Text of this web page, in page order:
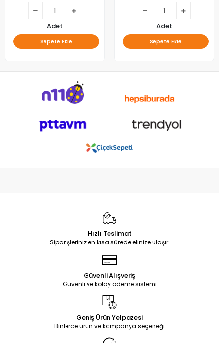
Adet
Sepete Ekle
Adet
Sepete Ekle
Hızlı Teslimat
Siparişleriniz en kısa sürede elinize ulaşır.
Güvenli Alışveriş
Güvenli ve kolay ödeme sistemi
Geniş Ürün Yelpazesi
Binlerce ürün ve kampanya seçeneği